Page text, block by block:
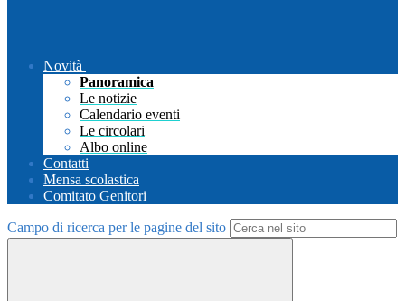
Novità
Panoramica
Le notizie
Calendario eventi
Le circolari
Albo online
Contatti
Mensa scolastica
Comitato Genitori
Campo di ricerca per le pagine del sito